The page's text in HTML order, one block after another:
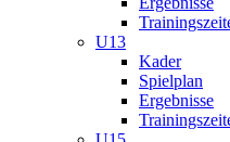
U13
Kader
Spielplan
Ergebnisse